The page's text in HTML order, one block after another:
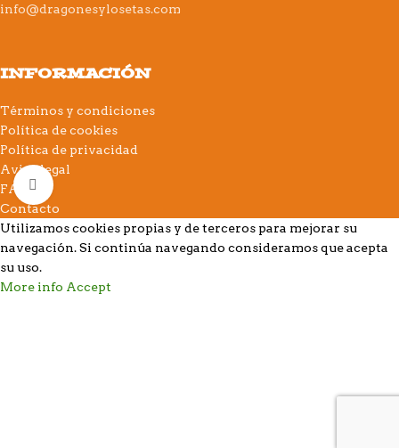
Click to enlarge
info@dragonesylosetas.com
INFORMACIÓN
Términos y condiciones
Política de cookies
Política de privacidad
Aviso legal
FAQs
Contacto
Utilizamos cookies propias y de terceros para mejorar su
navegación. Si continúa navegando consideramos que acepta
su uso.
More info Accept